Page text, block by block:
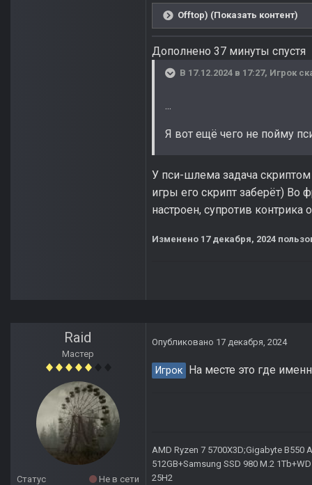
Offtop) (Показать контент)
Дополнено 37 минуты спустя
В 17.12.2024 в 17:27, Игрок
...
Я вот ещё чего не пойму
У пси-шлема задача скриптом
игры его скрипт заберёт) Во
настроен, супротив контрика
Изменено 17 декабря, 2024
Raid
Мастер
Статус Не в сети
Опубликовано 17 декабря, 2024
Игрок На месте это где
AMD Ryzen 7 5700X3D;Gigabyte B550
512GB+Samsung SSD 980 M.2
25H2